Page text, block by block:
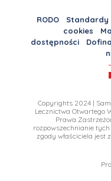
RODO Standardy
cookies
dostępności
Copyrights 2024 |
Lecznictwa Otwartego
Prawa
rozpowszechnianie tych
zgody właściciela jest